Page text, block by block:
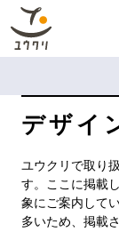
デザイ
ユウクリで取り
す。ここに掲載
象にご案内して
多いため、掲載